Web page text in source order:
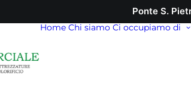
Ponte S.
Home Chi siamo Ci occupiamo di